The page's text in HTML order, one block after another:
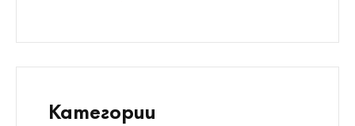
Категории